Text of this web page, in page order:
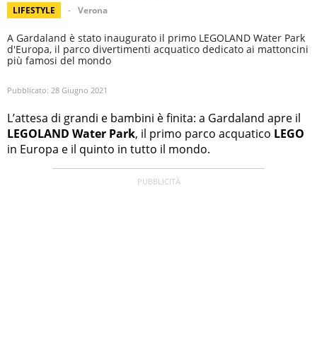
LIFESTYLE Verona
A Gardaland è stato inaugurato il primo LEGOLAND Water Park
d'Europa, il parco divertimenti acquatico dedicato ai mattoncini
più famosi del mondo
Pubblicato: 28 Giugno 2021
L’attesa di grandi e bambini è finita: a Gardaland apre il
LEGOLAND Water Park, il primo parco acquatico LEGO
in Europa e il quinto in tutto il mondo.